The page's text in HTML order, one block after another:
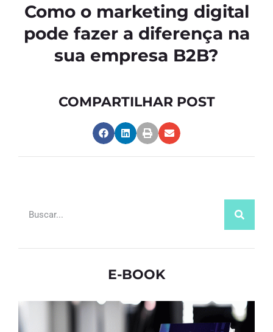
Como o marketing digital
pode fazer a diferença na
sua empresa B2B?
COMPARTILHAR POST
E-BOOK